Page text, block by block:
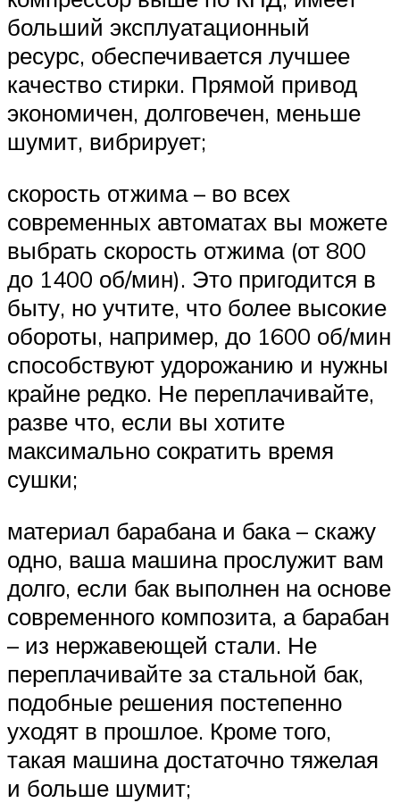
больший эксплуатационный
ресурс, обеспечивается лучшее
качество стирки. Прямой привод
экономичен, долговечен, меньше
шумит, вибрирует;
скорость отжима – во всех
современных автоматах вы можете
выбрать скорость отжима (от 800
до 1400 об/мин). Это пригодится в
быту, но учтите, что более высокие
обороты, например, до 1600 об/мин
способствуют удорожанию и нужны
крайне редко. Не переплачивайте,
разве что, если вы хотите
максимально сократить время
сушки;
материал барабана и бака – скажу
одно, ваша машина прослужит вам
долго, если бак выполнен на основе
современного композита, а барабан
– из нержавеющей стали. Не
переплачивайте за стальной бак,
подобные решения постепенно
уходят в прошлое. Кроме того,
такая машина достаточно тяжелая
и больше шумит;